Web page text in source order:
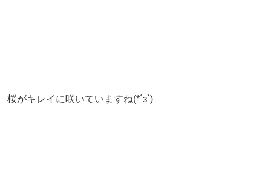
桜がキレイに咲いていますね(*´з`)